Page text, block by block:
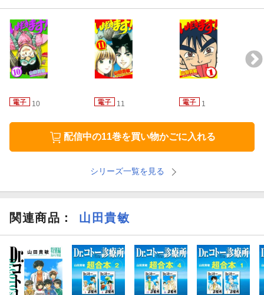
＄80.「死んだふり作戦!!」
＄81.「マリアと神覇」
＄82.「マリア・エレンコフの伝記」
＄83.「メルトダウン!!」
＄84.「神覇の野望」
＄85.「小麦買いしめ!!」
初出：週刊少年サンデー（小学館）1994年41〜50号
10 11 1
配信中の11巻を買い物かごに入れる
シリーズ一覧を見る
関連商品 ： 山田貴敏